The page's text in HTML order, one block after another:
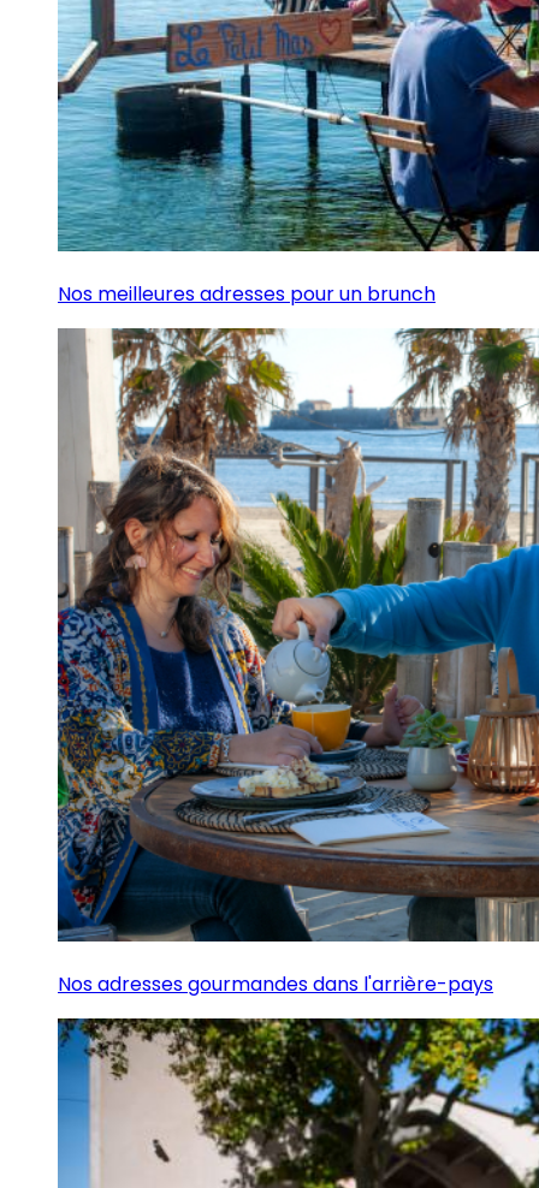
Nos meilleures adresses pour un brunch
Nos adresses gourmandes dans l'arrière-pays